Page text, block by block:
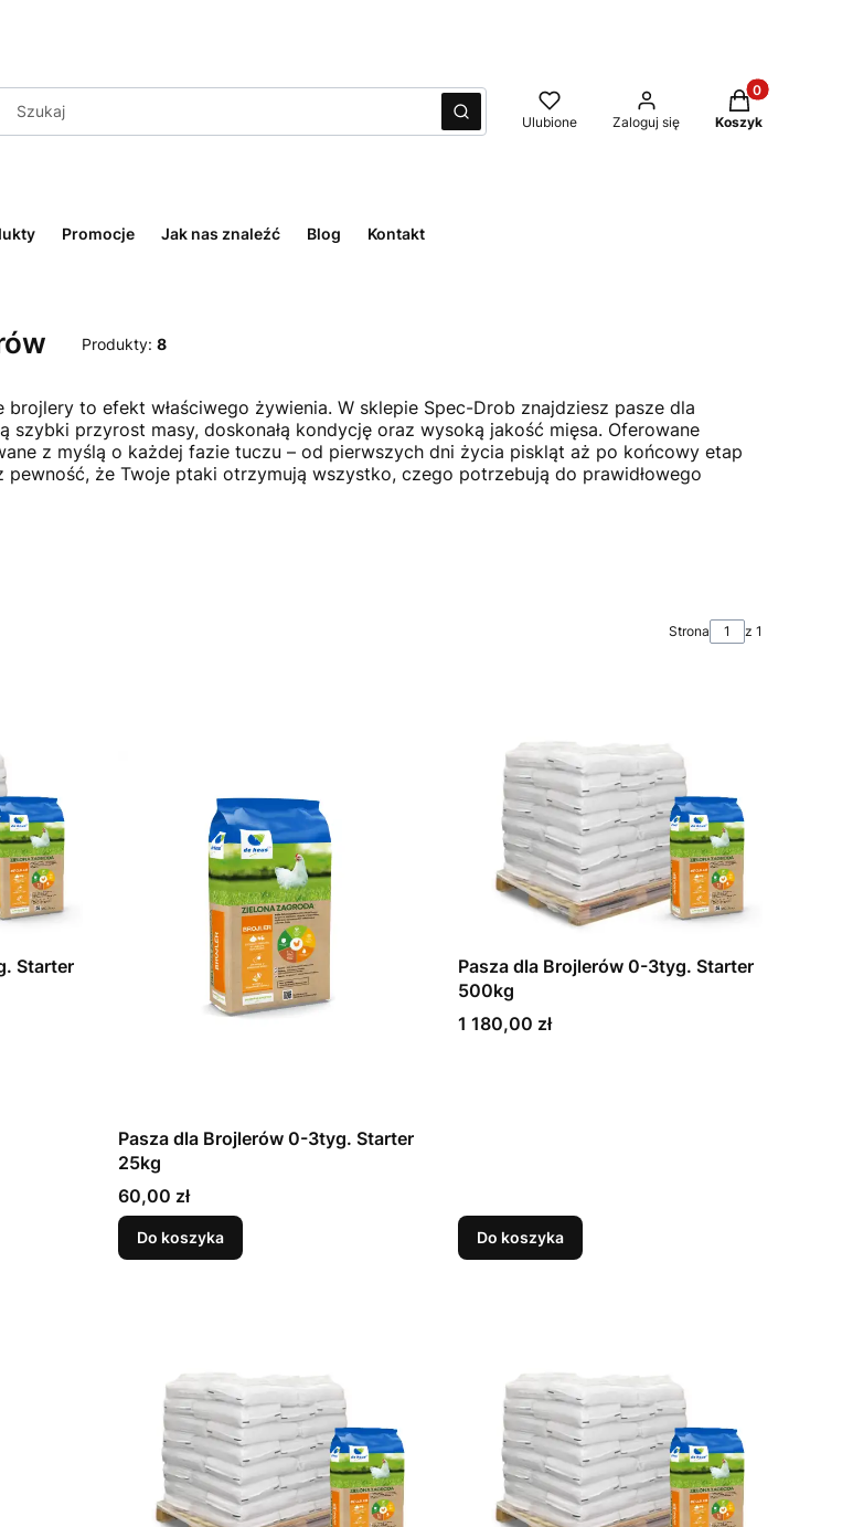
WyczyśćSzukaj Ulubione Zaloguj się
Produkty w
Koszyk
Promocje Jak nas znaleźć Blog Kontakt
Produkty: 8
to efekt właściwego żywienia. W sklepie Spec-Drob znajdziesz pasze dla
szybki przyrost masy, doskonałą kondycję oraz wysoką jakość mięsa. Oferowane
z myślą o każdej fazie tuczu – od pierwszych dni życia piskląt aż po końcowy etap
pewność, że Twoje ptaki otrzymują wszystko, czego potrzebują do prawidłowego
Strona z 1
Starter
Pasza dla Brojlerów 0-3tyg. Starter
25kg
Cena
60,00 zł
Do koszyka
Pasza dla Brojlerów 0-3tyg. Starter
500kg
Cena
1 180,00 zł
Do koszyka